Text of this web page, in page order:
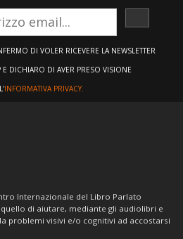
DI VOLER RICEVERE LA NEWSLETTER
E DICHIARO DI AVER PRESO VISIONE
INFORMATIVA PRIVACY.
Internazionale del Libro Parlato
di aiutare, mediante gli audiolibri e
problemi visivi e/o cognitivi ad accostarsi